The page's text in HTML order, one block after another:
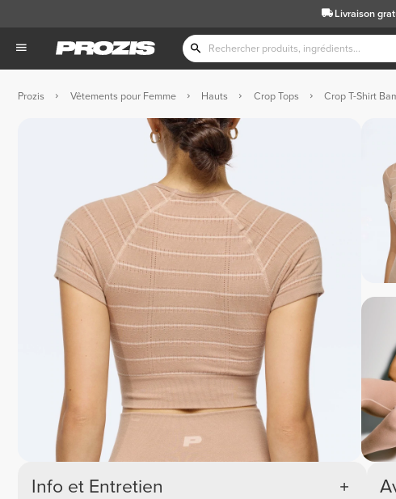
Livraison
Prozis Vêtements pour Femme Hauts Crop Tops Crop T-Shirt
Info et Entretien